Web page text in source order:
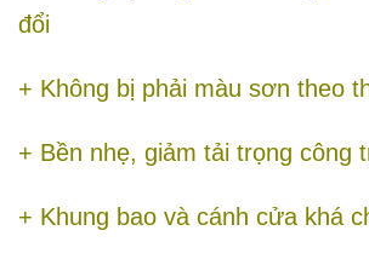
đổi
+ Không bị phải màu sơn theo
+ Bền nhẹ, giảm tải trọng công
+ Khung bao và cánh cửa khá